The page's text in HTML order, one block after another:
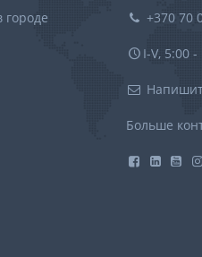
городе +370 70
I-V, 5:00
Больше